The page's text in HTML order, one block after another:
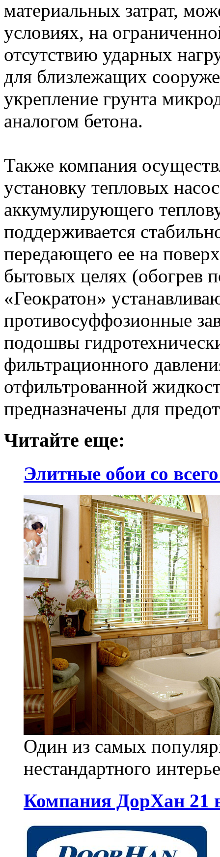
материальных затрат,
условиях, на
отсутствию ударных
для близлежащих
укрепление грунта
аналогом бетона.
Также компания
установку тепловых
аккумулирующего
поддерживается
передающего ее на
бытовых целях (обогрев
«Геократон»
противосуффозионные
подошвы
фильтрационного
отфильтрованной
предназначены для
Читайте еще:
Элитные обои со
Один из самых
нестандартного
Компания ДорХан 21